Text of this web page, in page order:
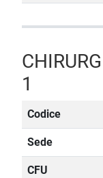
1
Codice
Sede
CFU